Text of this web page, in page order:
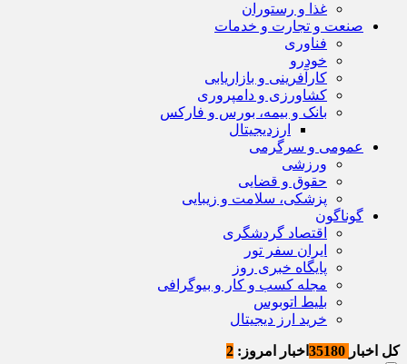
غذا و رستوران
صنعت و تجارت و خدمات
فناوری
خودرو
کارآفرینی و بازاریابی
کشاورزی و دامپروری
بانک و بیمه، بورس و فارکس
ارزدیجیتال
عمومی و سرگرمی
ورزشی
حقوق و قضایی
پزشکی، سلامت و زیبایی
گوناگون
اقتصاد گردشگری
ایران سفر تور
پایگاه خبری روز
مجله کسب و کار و بیوگرافی
بلیط اتوبوس
خرید ارز دیجیتال
کل اخبار اخبار امروز: 2